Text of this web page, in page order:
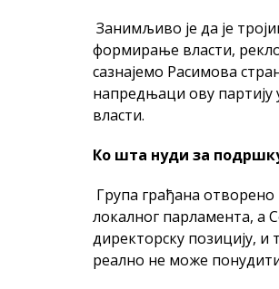
Занимљиво је да је
формирање власти,
сазнајемо Расимова
напредњаци ову партију
власти.
Ко шта нуди за
Група грађана
локалног парламента, а
директорску позицију,
реално не може